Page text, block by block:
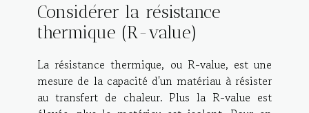
Considérer la résistance
thermique (R-value)
La résistance thermique, ou R-value, est une
mesure de la capacité d'un matériau à résister
au transfert de chaleur. Plus la R-value est